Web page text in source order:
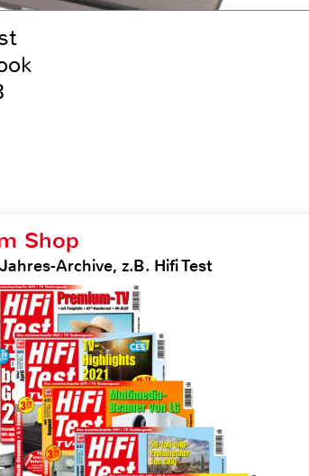
Shop
Archive, z.B. Hifi Test